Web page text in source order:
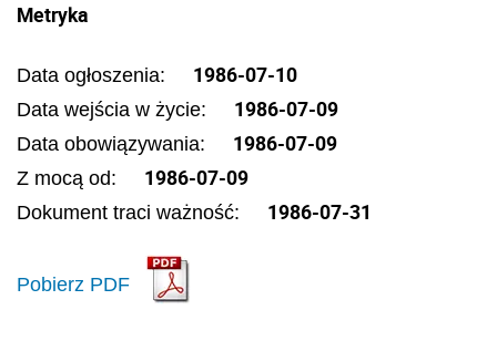
Metryka
Data ogłoszenia: 1986-07-10
Data wejścia w życie: 1986-07-09
Data obowiązywania: 1986-07-09
Z mocą od: 1986-07-09
Dokument traci ważność: 1986-07-31
Pobierz PDF